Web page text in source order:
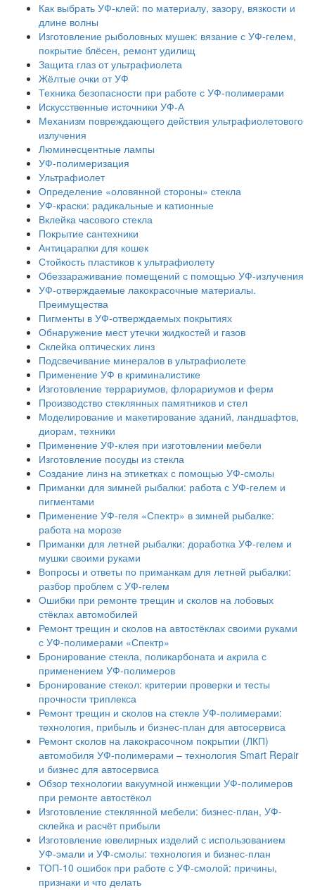
Как выбрать УФ-клей: по материалу, зазору, вязкости и
длине волны
Изготовление рыболовных мушек: вязание с УФ-гелем,
покрытие блёсен, ремонт удилищ
Защита глаз от ультрафиолета
Жёлтые очки от УФ
Техника безопасности при работе с УФ-полимерами
Искусственные источники УФ-А
Механизм повреждающего действия ультрафиолетового
излучения
Люминесцентные лампы
УФ-полимеризация
Ультрафиолет
Определение «оловянной стороны» стекла
УФ-краски: радикальные и катионные
Вклейка часового стекла
Покрытие сантехники
Антицарапки для кошек
Стойкость пластиков к ультрафиолету
Обеззараживание помещений с помощью УФ-излучения
УФ-отверждаемые лакокрасочные материалы.
Преимущества
Пигменты в УФ-отверждаемых покрытиях
Обнаружение мест утечки жидкостей и газов
Склейка оптических линз
Подсвечивание минералов в ультрафиолете
Применение УФ в криминалистике
Изготовление террариумов, флорариумов и ферм
Производство стеклянных памятников и стел
Моделирование и макетирование зданий, ландшафтов,
диорам, техники
Применение УФ-клея при изготовлении мебели
Изготовление посуды из стекла
Создание линз на этикетках с помощью УФ-смолы
Приманки для зимней рыбалки: работа с УФ-гелем и
пигментами
Применение УФ-геля «Спектр» в зимней рыбалке:
работа на морозе
Приманки для летней рыбалки: доработка УФ-гелем и
мушки своими руками
Вопросы и ответы по приманкам для летней рыбалки:
разбор проблем с УФ-гелем
Ошибки при ремонте трещин и сколов на лобовых
стёклах автомобилей
Ремонт трещин и сколов на автостёклах своими руками
с УФ-полимерами «Спектр»
Бронирование стекла, поликарбоната и акрила с
применением УФ-полимеров
Бронирование стекол: критерии проверки и тесты
прочности триплекса
Ремонт трещин и сколов на стекле УФ-полимерами:
технология, прибыль и бизнес-план для автосервиса
Ремонт сколов на лакокрасочном покрытии (ЛКП)
автомобиля УФ-полимерами – технология Smart Repair
и бизнес для автосервиса
Обзор технологии вакуумной инжекции УФ-полимеров
при ремонте автостёкол
Изготовление стеклянной мебели: бизнес-план, УФ-
склейка и расчёт прибыли
Изготовление ювелирных изделий с использованием
УФ-эмали и УФ-смолы: технология и бизнес-план
ТОП-10 ошибок при работе с УФ-смолой: причины,
признаки и что делать